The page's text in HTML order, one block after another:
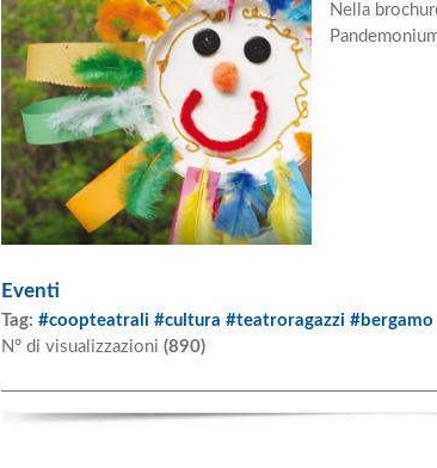
Nella
Eventi
Tag: #coopteatrali #cultura #teatroragazzi #bergamo
N° di visualizzazioni (890)